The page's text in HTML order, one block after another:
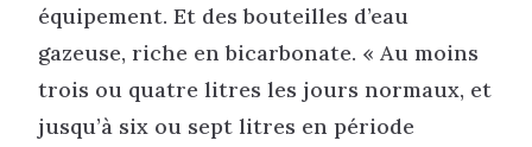
équipement. Et des bouteilles d’eau
gazeuse, riche en bicarbonate. « Au moins
trois ou quatre litres les jours normaux, et
jusqu’à six ou sept litres en période